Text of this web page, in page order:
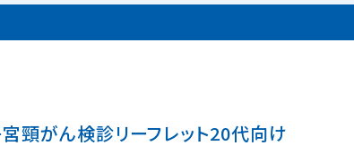
宮頸がん検診リーフレット20代向け